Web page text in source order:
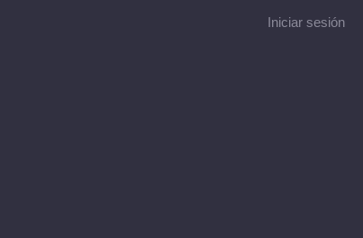
Iniciar sesión